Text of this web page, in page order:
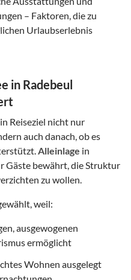
– Faktoren, die zu
Urlaubserlebnis
in Radebeul
Reiseziel nicht nur
auch danach, ob es
Alleinlage in
Gäste bewährt, die Struktur
zu wollen.
weil:
ausgewogenen
ermöglicht
Wohnen ausgelegt